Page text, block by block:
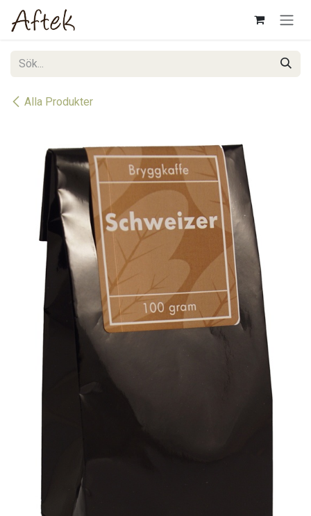
Hoppa till innehåll
Alla Produkter